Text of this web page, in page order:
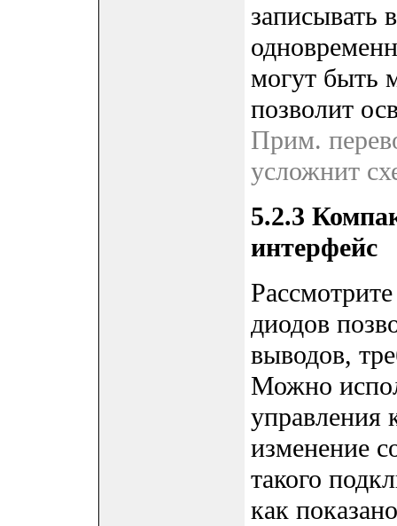
записывать
могут быть
позволит
Прим.
усложнит
5.2.3
интерфейс
диодов
выводов,
Можно
управления
изменение
такого
как